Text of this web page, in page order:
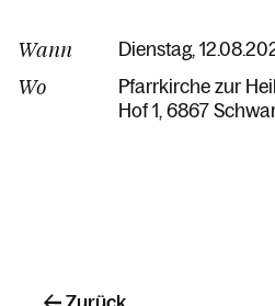
Wann Dienstag,
Wo
Pfarrkirche zur
Hof 1 6867